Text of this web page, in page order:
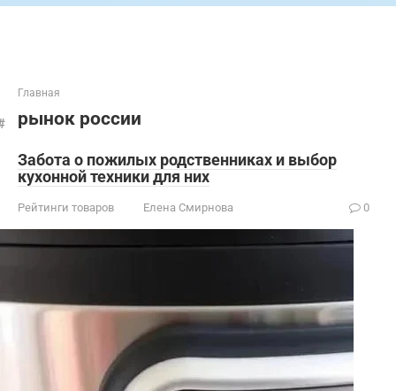
Главная
рынок россии
Забота о пожилых родственниках и выбор
кухонной техники для них
Рейтинги товаров Елена Смирнова 0